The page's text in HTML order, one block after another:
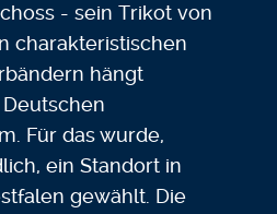
- sein Trikot von
charakteristischen
hängt
Für das wurde,
ein Standort in
gewählt. Die